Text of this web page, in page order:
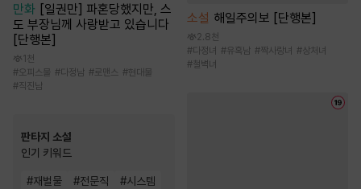
만화 [일권만] 파혼당했지만, 스
도 부장님께 사랑받고 있습니다
[단행본]
1천
#오피스물 #다정남 #로맨스 #현대물
#직진남
판타지 소설
인기 키워드
#재벌물 #전문직 #시스템
소설 해일주의보 [단행본]
2.8천
#다정녀 #유혹남 #짝사랑녀 #상처녀
#철벽녀